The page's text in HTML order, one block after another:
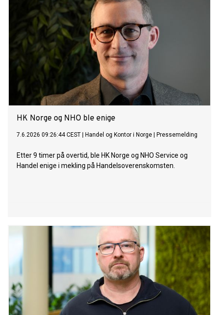
HK Norge og NHO ble enige
7.6.2026 09:26:44 CEST Handel og Kontor i Norge Pressemelding
Etter 9 timer på overtid, ble HK Norge og NHO Service og
Handel enige i mekling på Handelsoverenskomsten.